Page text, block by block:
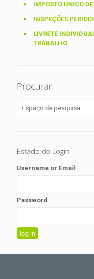
IMPOSTO ÚNICO
INSPEÇÕES
LIVRETE
TRABALHO
Procurar
Estado do Login
Username or Email
Password